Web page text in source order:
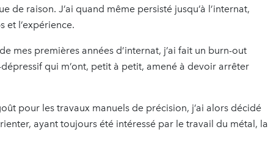
raison. J’ai quand même persisté jusqu’à l’internat,
et l’expérience.
mes premières années d’internat, j’ai fait un burn-out
qui m’ont, petit à petit, amené à devoir arrêter
pour les travaux manuels de précision, j’ai alors décidé
ayant toujours été intéressé par le travail du métal, la